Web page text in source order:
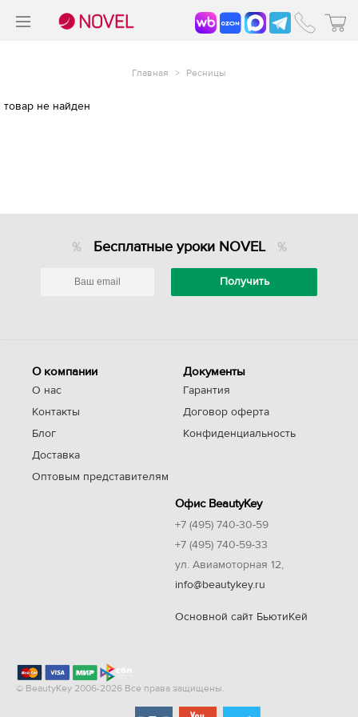
Главная > Ресницы
товар не найден
Бесплатные уроки NOVEL
О компании
О нас
Контакты
Блог
Доставка
Оптовым представителям
Документы
Гарантия
Договор оферта
Конфиденциальность
Офис BeautyKey
+7 (495) 740-30-59
+7 (495) 740-59-33
ул. Авиамоторная 12,
info@beautykey.ru
Основной сайт БьютиКей
© BeautyKey 2006-2026 Все права защищены.